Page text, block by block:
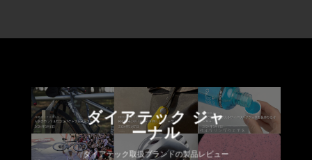
ダイアテック ジャ
ーナル
ダイアテック取扱ブランドの製品レビュー